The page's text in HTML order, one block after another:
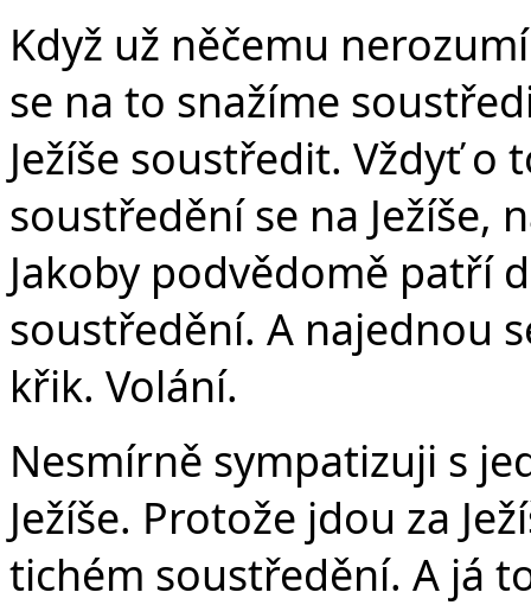
Když už něčemu
se na to snažíme
Ježíše soustředit. Vždyť o
soustředění se na Ježíše,
Jakoby podvědomě patří
soustředění. A najednou
křik. Volání.
Nesmírně sympatizuji s
Ježíše. Protože jdou za
tichém soustředění. A já